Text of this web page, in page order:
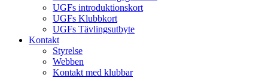
UGFs introduktionskort
UGFs Klubbkort
UGFs Tävlingsutbyte
Kontakt
Styrelse
Webben
Kontakt med klubbar